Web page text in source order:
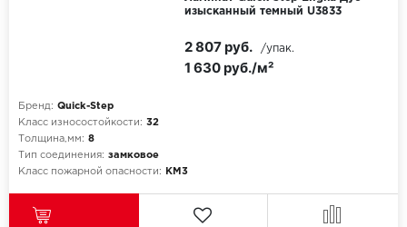
изысканный темный U3833
Бренд: Quick-Step
Класс износостойкости: 32
Толщина,мм: 8
Тип соединения: замковое
Класс пожарной опасности:
КМ3
1 630 руб./м²
2 807 руб. /упак.